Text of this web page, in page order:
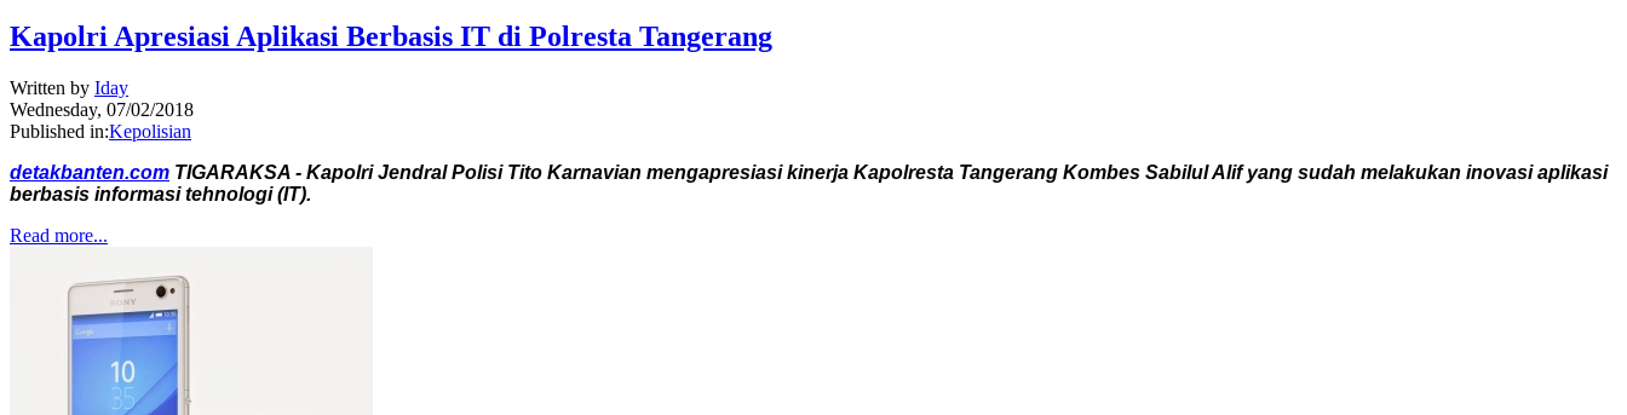
Kapolri Apresiasi Aplikasi Berbasis IT di Polresta Tangerang
Written by Iday
Wednesday, 07/02/2018
Published in:Kepolisian
detakbanten.com TIGARAKSA - Kapolri Jendral Polisi Tito Karnavian mengapresiasi kinerja Kapolresta Tangerang Kombes Sabilul Alif yang sudah melakukan inovasi aplikasi
berbasis informasi tehnologi (IT).
Read more...